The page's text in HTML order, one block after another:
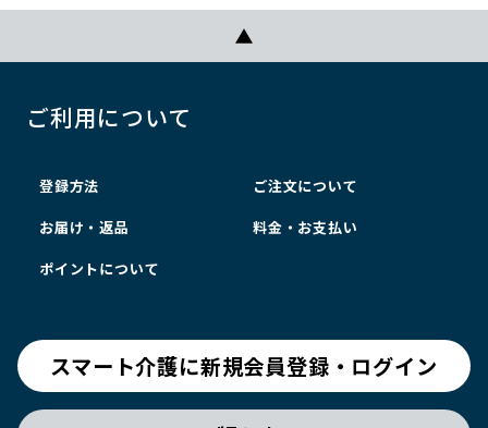
ご利用について
登録方法 ご注文について
お届け・返品 料金・お支払い
ポイントについて
スマート介護に新規会員登録・ログイン